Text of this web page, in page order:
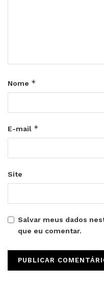
Nome *
E-mail *
Site
Salvar meus dados
que eu comentar.